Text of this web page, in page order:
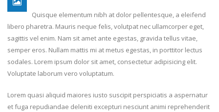
Quisque elementum nibh at dolor pellentesque, a eleifend
libero pharetra. Mauris neque felis, volutpat nec ullamcorper eget,
sagittis vel enim. Nam sit amet ante egestas, gravida tellus vitae,
semper eros. Nullam mattis mi at metus egestas, in porttitor lectus
sodales. Lorem ipsum dolor sit amet, consectetur adipisicing elit.
Voluptate laborum vero voluptatum.
Lorem quasi aliquid maiores iusto suscipit perspiciatis a aspernatur
et fuga repudiandae deleniti excepturi nesciunt animi reprehenderit
Hello world!
25. travnja 2017.
Etiam laoreet sem eget
eros rhoncus
13. lipnja 2016.
Etiam laoreet sem
eros rhoncus
13. svibnja 2016.
Etiam laoreet sem